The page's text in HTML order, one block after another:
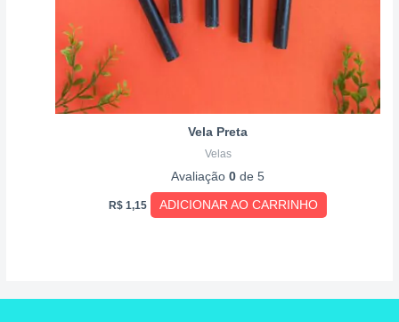
Vela Preta
Velas
Avaliação0 de 5
R$1,15 ADICIONAR AO CARRINHO